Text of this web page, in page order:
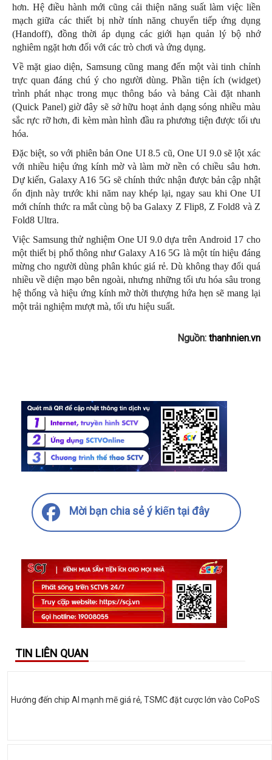
hơn. Hệ điều hành mới cũng cải thiện năng suất làm việc liền
mạch giữa các thiết bị nhờ tính năng chuyển tiếp ứng dụng
(Handoff), đồng thời áp dụng các giới hạn quản lý bộ nhớ
nghiêm ngặt hơn đối với các trò chơi và ứng dụng.
Về mặt giao diện, Samsung cũng mang đến một vài tinh chỉnh
trực quan đáng chú ý cho người dùng. Phần tiện ích (widget)
trình phát nhạc trong mục thông báo và bảng Cài đặt nhanh
(Quick Panel) giờ đây sẽ sở hữu hoạt ảnh dạng sóng nhiều màu
sắc rực rỡ hơn, đi kèm màn hình đầu ra phương tiện được tối ưu
hóa.
Đặc biệt, so với phiên bản One UI 8.5 cũ, One UI 9.0 sẽ lột xác
với nhiều hiệu ứng kính mờ và làm mờ nền có chiều sâu hơn.
Dự kiến, Galaxy A16 5G sẽ chính thức nhận được bản cập nhật
ổn định này trước khi năm nay khép lại, ngay sau khi One UI
mới chính thức ra mắt cùng bộ ba Galaxy Z Flip8, Z Fold8 và Z
Fold8 Ultra.
Việc Samsung thử nghiệm One UI 9.0 dựa trên Android 17 cho
một thiết bị phổ thông như Galaxy A16 5G là một tín hiệu đáng
mừng cho người dùng phân khúc giá rẻ. Dù không thay đổi quá
nhiều về diện mạo bên ngoài, nhưng những tối ưu hóa sâu trong
hệ thống và hiệu ứng kính mờ thời thượng hứa hẹn sẽ mang lại
một trải nghiệm mượt mà, tối ưu hiệu suất.
Nguồn: thanhnien.vn
Mời bạn chia sẻ ý kiến tại đây
TIN LIÊN QUAN
Hướng đến chip AI mạnh mẽ giá rẻ, TSMC đặt cược lớn vào CoPoS